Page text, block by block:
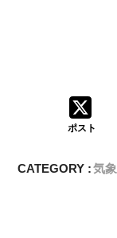
ポスト
CATEGORY :気象